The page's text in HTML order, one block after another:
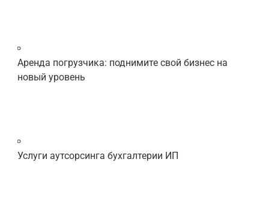
Аренда погрузчика: поднимите свой бизнес на
новый уровень
Услуги аутсорсинга бухгалтерии ИП